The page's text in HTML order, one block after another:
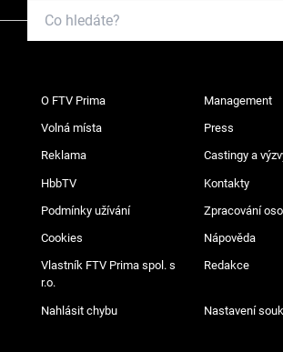
O FTV Prima Management
Volná místa Press
Reklama Castingy a
HbbTV Kontakty
Podmínky užívání Zpracování
Cookies Nápověda
Vlastník FTV Prima spol. s
r.o.
Redakce
Nahlásit chybu Nastavení